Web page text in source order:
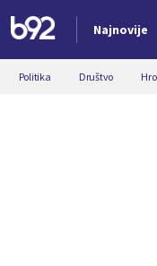
Najnovije
Nova vest
Politika Društvo